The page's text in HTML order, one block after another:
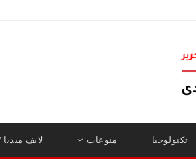
تكنولوجيا منوعات لايف ميديا TV